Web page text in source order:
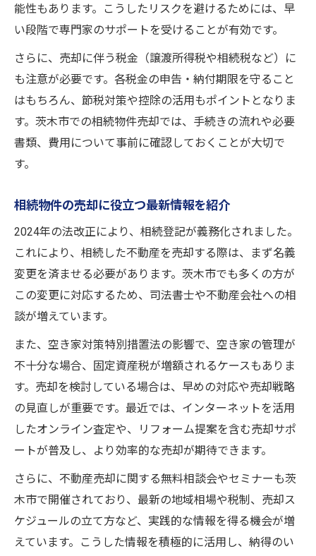
能性もあります。こうしたリスクを避けるためには、早
い段階で専門家のサポートを受けることが有効です。
さらに、売却に伴う税金（譲渡所得税や相続税など）に
も注意が必要です。各税金の申告・納付期限を守ること
はもちろん、節税対策や控除の活用もポイントとなりま
す。茨木市での相続物件売却では、手続きの流れや必要
書類、費用について事前に確認しておくことが大切で
す。
相続物件の売却に役立つ最新情報を紹介
2024年の法改正により、相続登記が義務化されました。
これにより、相続した不動産を売却する際は、まず名義
変更を済ませる必要があります。茨木市でも多くの方が
この変更に対応するため、司法書士や不動産会社への相
談が増えています。
また、空き家対策特別措置法の影響で、空き家の管理が
不十分な場合、固定資産税が増額されるケースもありま
す。売却を検討している場合は、早めの対応や売却戦略
の見直しが重要です。最近では、インターネットを活用
したオンライン査定や、リフォーム提案を含む売却サポ
ートが普及し、より効率的な売却が期待できます。
さらに、不動産売却に関する無料相談会やセミナーも茨
木市で開催されており、最新の地域相場や税制、売却ス
ケジュールの立て方など、実践的な情報を得る機会が増
えています。こうした情報を積極的に活用し、納得のい